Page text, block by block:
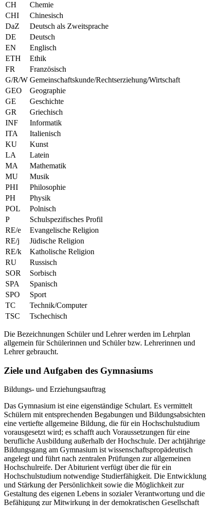
CH
Chemie
CHI
Chinesisch
DaZ
Deutsch als Zweitsprache
DE
Deutsch
EN
Englisch
ETH
Ethik
FR
Französisch
G/R/W Gemeinschaftskunde/Rechtserziehung/Wirtschaft
GEO
Geographie
GE
Geschichte
GR
Griechisch
INF
Informatik
ITA
Italienisch
KU
Kunst
LA
Latein
MA
Mathematik
MU
Musik
PHI
Philosophie
PH
Physik
POL
Polnisch
P
Schulspezifisches Profil
RE/e
Evangelische Religion
RE/j
Jüdische Religion
RE/k
Katholische Religion
RU
Russisch
SOR
Sorbisch
SPA
Spanisch
SPO
Sport
TC
Technik/Computer
TSC
Tschechisch
Die Bezeichnungen Schüler und Lehrer werden im Lehrplan
allgemein für Schülerinnen und Schüler bzw. Lehrerinnen und
Lehrer gebraucht.
Ziele und Aufgaben des Gymnasiums
Bildungs- und Erziehungsauftrag
Das Gymnasium ist eine eigenständige Schulart. Es vermittelt
Schülern mit entsprechenden Begabungen und Bildungsabsichten
eine vertiefte allgemeine Bildung, die für ein Hochschulstudium
vorausgesetzt wird; es schafft auch Voraussetzungen für eine
berufliche Ausbildung außerhalb der Hochschule. Der achtjährige
Bildungsgang am Gymnasium ist wissenschaftspropädeutisch
angelegt und führt nach zentralen Prüfungen zur allgemeinen
Hochschulreife. Der Abiturient verfügt über die für ein
Hochschulstudium notwendige Studierfähigkeit. Die Entwicklung
und Stärkung der Persönlichkeit sowie die Möglichkeit zur
Gestaltung des eigenen Lebens in sozialer Verantwortung und die
Befähigung zur Mitwirkung in der demokratischen Gesellschaft